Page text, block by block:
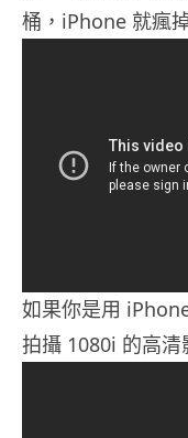
桶，iPhone 就瘋
如果你是用
拍攝 1080i 的高清